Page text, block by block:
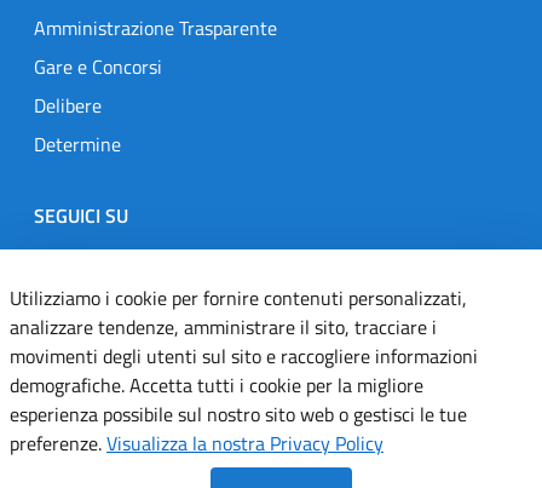
Amministrazione Trasparente
Gare e Concorsi
Delibere
Determine
SEGUICI SU
Designers Italia
TwitterInstagramYoutubeLinkedin
Dichiarazione di accessibilità
Informativa cookie
Utilizziamo i cookie per fornire contenuti personalizzati,
analizzare tendenze, amministrare il sito, tracciare i
movimenti degli utenti sul sito e raccogliere informazioni
demografiche. Accetta tutti i cookie per la migliore
esperienza possibile sul nostro sito web o gestisci le tue
preferenze.Visualizza la nostra Privacy Policy